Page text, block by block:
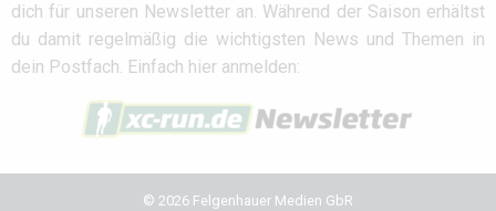
dich für unseren Newsletter an. Während der Saison erhältst
du damit regelmäßig die wichtigsten News und Themen in
dein Postfach. Einfach hier anmelden:
© 2026 Felgenhauer Medien GbR